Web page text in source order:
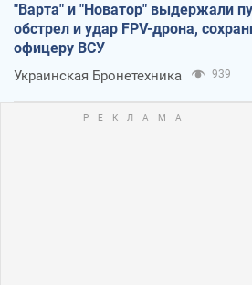
"Варта" и "Новатор" выдержали
обстрел и удар FPV-дрона,
офицеру ВСУ
Украинская Бронетехника 939